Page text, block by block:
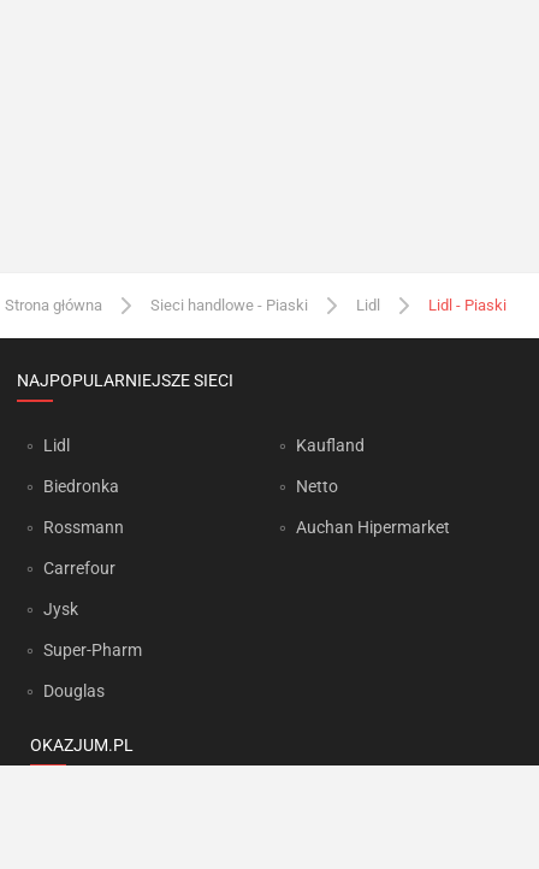
Strona główna Sieci handlowe - Piaski Lidl Lidl - Piaski
NAJPOPULARNIEJSZE SIECI
Lidl
Biedronka
Rossmann
Carrefour
Jysk
Super-Pharm
Douglas
Kaufland
Netto
Auchan Hipermarket
OKAZJUM.PL